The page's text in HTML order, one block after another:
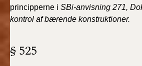
BR18 (1/7-31/12
2020)
2020)
principperne i SBi-anvisning 271,
kontrol af bærende konstruktioner.
§ 525